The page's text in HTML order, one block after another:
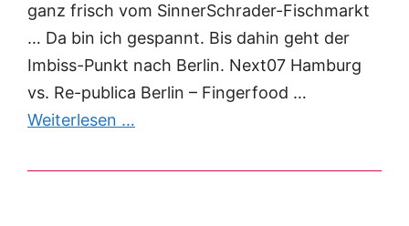
ganz frisch vom SinnerSchrader-Fischmarkt
… Da bin ich gespannt. Bis dahin geht der
Imbiss-Punkt nach Berlin. Next07 Hamburg
vs. Re-publica Berlin – Fingerfood …
Weiterlesen …